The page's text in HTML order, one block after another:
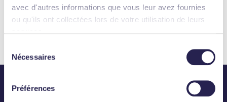
avec d'autres informations que vous leur avez fournies
ou qu'ils ont collectées lors de votre utilisation de leurs
Nécessaires
Préférences
March 31, 2022
Consulter l'actualité